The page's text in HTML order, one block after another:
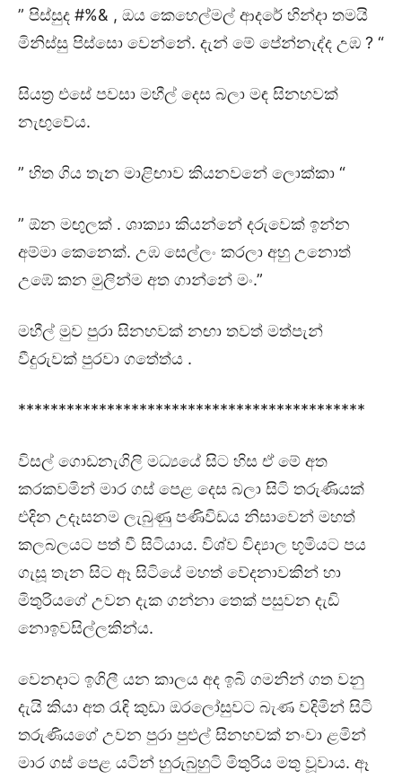
” පිස්සුද #%& , ඔය කෙහෙල්මල් ආදරේ හින්දා තමයි
මිනිස්සු පිස්සො වෙන්නේ. දැන් මේ පේන්නැද්ද උඹ ? “
සියත්‍ර එසේ පවසා මහීල් දෙස බලා මඳ සිනහවක්
නැඟුවේය.
” හිත ගිය තැන මාළිඟාව කියනවනේ ලොක්කා “
” ඕන මඟුලක් . ශාක්‍යා කියන්නේ දරුවෙක් ඉන්න
අම්මා කෙනෙක්. උඹ සෙල්ලං කරලා අහු උනොත්
උඹේ කන මුලින්ම අත ගාන්නේ මං.”
මහීල් මුව පුරා සිනහවක් නඟා තවත් මත්පැන්
වීදුරුවක් පුරවා ගත්‍තේය .
*******************************************
විසල් ගොඩනැගිලි මධ්‍යයේ සිට හිස ඒ මේ අත
කරකවමින් මාර ගස් පෙළ දෙස බලා සිටි තරුණියක්
එදින උදෑසනම ලැබුණු පණිවිඩය නිසාවෙන් මහත්
කලබලයට පත් වී සිටියාය. විශ්ව විද්‍යාල භූමියට පය
ගැසූ තැන සිට ඈ සිටියේ මහත් වේදනාවකින් හා
මිතුරියගේ උවන දැක ගන්නා තෙක් පසුවන දැඩි
නොඉවසිල්ලකින්ය.
වෙනදාට ඉගිලී යන කාලය අද ඉබි ගමනින් ගත වනු
දැයි කියා අත රැඳි කුඩා ඔරලෝසුවට බැණ වදිමින් සිටි
තරුණියගේ උවන පුරා පුළුල් සිනහවක් නංවා ළමින්
මාර ගස් පෙළ යටින් හුරුබුහුටි මිතුරිය මතු වූවාය. ඈ